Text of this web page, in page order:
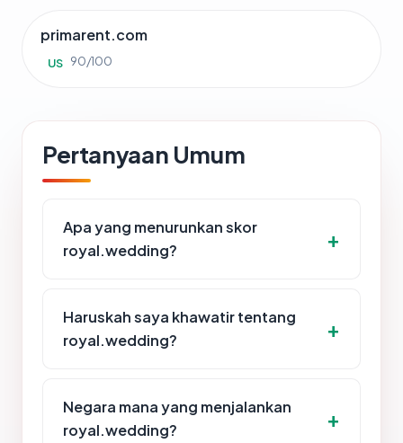
primarent.com
US 90/100
Pertanyaan Umum
Apa yang menurunkan skor
royal.wedding?
Haruskah saya khawatir tentang
royal.wedding?
Negara mana yang menjalankan
royal.wedding?